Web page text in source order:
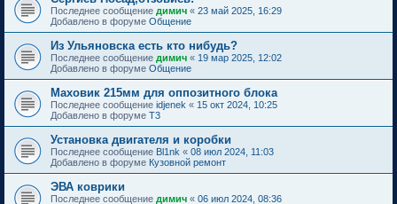
Последнее сообщение димич « 23 май 2025, 16:29
Добавлено в форуме Общение
Из Ульяновска есть кто нибудь?
Последнее сообщение димич « 19 мар 2025, 12:02
Добавлено в форуме Общение
Маховик 215мм для оппозитного блока
Последнее сообщение idjenek « 15 окт 2024, 10:25
Добавлено в форуме T3
Установка двигателя и коробки
Последнее сообщение Bl1nk « 08 июл 2024, 11:03
Добавлено в форуме Кузовной ремонт
ЭВА коврики
Последнее сообщение димич « 06 июл 2024, 08:36